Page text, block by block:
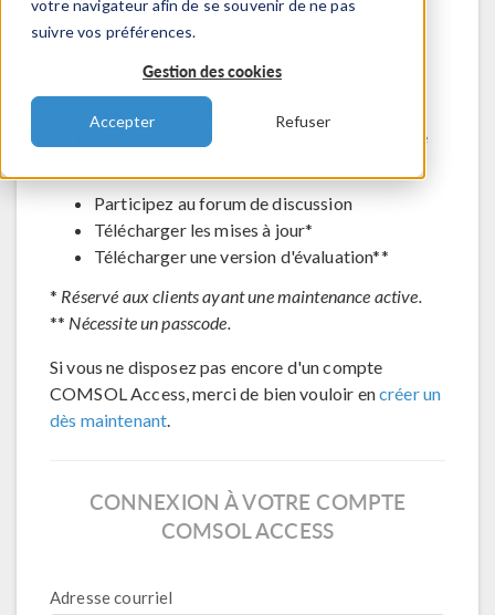
votre navigateur afin de se souvenir de ne pas
suivre vos préférences.
Gestion des cookies
Accepter Refuser
Modifier les informations de contact et de
Contacter le support technique
Voir les inscriptions aux évènements à venir
Accéder à COMSOL Exchange - partage de
Participez au forum de discussion
Télécharger les mises à jour*
Télécharger une version d'évaluation**
* Réservé aux clients ayant une maintenance active.
** Nécessite un passcode.
Si vous ne disposez pas encore d'un compte
COMSOL Access, merci de bien vouloir encréer un
dès maintenant.
CONNEXION À VOTRE COMPTE
COMSOL ACCESS
Adresse courriel